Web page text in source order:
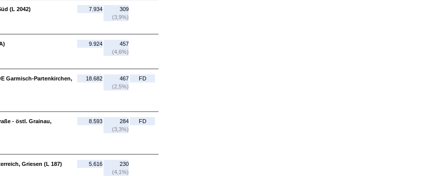
(L 2042)
7.934
309
(3,9%)
9.924
457
(4,6%)
Garmisch-Partenkirchen,
18.682
467
(2,5%)
FD
- östl. Grainau,
8.593
284
(3,3%)
FD
Griesen (L 187)
5.616
230
(4,1%)